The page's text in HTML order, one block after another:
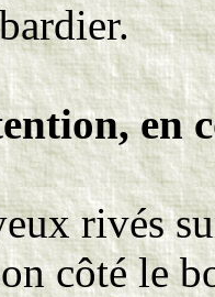
en
rivés
côté le